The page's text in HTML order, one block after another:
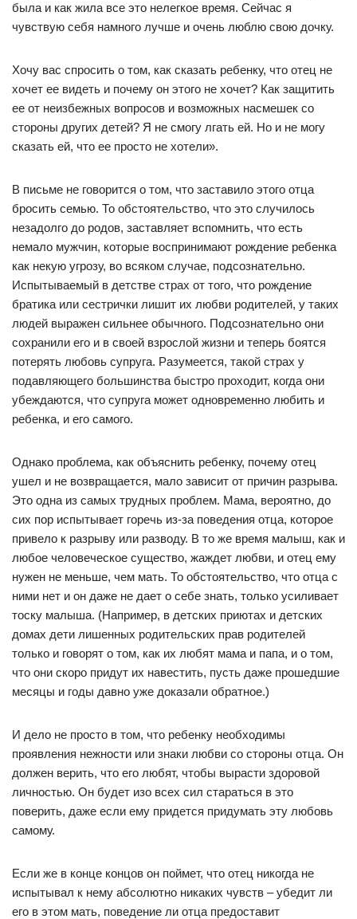
была и как жила все это нелегкое время. Сейчас я
чувствую себя намного лучше и очень люблю свою дочку.
Хочу вас спросить о том, как сказать ребенку, что отец не
хочет ее видеть и почему он этого не хочет? Как защитить
ее от неизбежных вопросов и возможных насмешек со
стороны других детей? Я не смогу лгать ей. Но и не могу
сказать ей, что ее просто не хотели».
В письме не говорится о том, что заставило этого отца
бросить семью. То обстоятельство, что это случилось
незадолго до родов, заставляет вспомнить, что есть
немало мужчин, которые воспринимают рождение ребенка
как некую угрозу, во всяком случае, подсознательно.
Испытываемый в детстве страх от того, что рождение
братика или сестрички лишит их любви родителей, у таких
людей выражен сильнее обычного. Подсознательно они
сохранили его и в своей взрослой жизни и теперь боятся
потерять любовь супруга. Разумеется, такой страх у
подавляющего большинства быстро проходит, когда они
убеждаются, что супруга может одновременно любить и
ребенка, и его самого.
Однако проблема, как объяснить ребенку, почему отец
ушел и не возвращается, мало зависит от причин разрыва.
Это одна из самых трудных проблем. Мама, вероятно, до
сих пор испытывает горечь из-за поведения отца, которое
привело к разрыву или разводу. В то же время малыш, как и
любое человеческое существо, жаждет любви, и отец ему
нужен не меньше, чем мать. То обстоятельство, что отца с
ними нет и он даже не дает о себе знать, только усиливает
тоску малыша. (Например, в детских приютах и детских
домах дети лишенных родительских прав родителей
только и говорят о том, как их любят мама и папа, и о том,
что они скоро придут их навестить, пусть даже прошедшие
месяцы и годы давно уже доказали обратное.)
И дело не просто в том, что ребенку необходимы
проявления нежности или знаки любви со стороны отца. Он
должен верить, что его любят, чтобы вырасти здоровой
личностью. Он будет изо всех сил стараться в это
поверить, даже если ему придется придумать эту любовь
самому.
Если же в конце концов он поймет, что отец никогда не
испытывал к нему абсолютно никаких чувств – убедит ли
его в этом мать, поведение ли отца предоставит